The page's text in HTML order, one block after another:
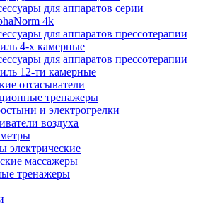
для аппаратов серии
4k
для аппаратов прессотерапии
4-х камерные
для аппаратов прессотерапии
12-ти камерные
отсасыватели
тренажеры
и электрогрелки
воздуха
электрические
массажеры
тренажеры